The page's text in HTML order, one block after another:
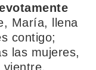
María, llena
contigo;
las mujeres,